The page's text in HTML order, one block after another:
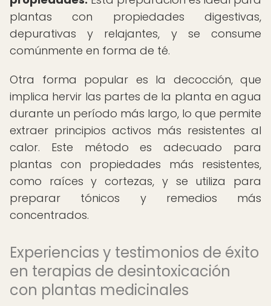
plantas con propiedades digestivas,
depurativas y relajantes, y se consume
comúnmente en forma de té.
Otra forma popular es la decocción, que
implica hervir las partes de la planta en agua
durante un período más largo, lo que permite
extraer principios activos más resistentes al
calor. Este método es adecuado para
plantas con propiedades más resistentes,
como raíces y cortezas, y se utiliza para
preparar tónicos y remedios más
concentrados.
Experiencias y testimonios de éxito
en terapias de desintoxicación
con plantas medicinales